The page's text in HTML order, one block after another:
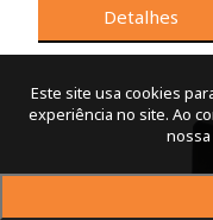
Detalhes
Este site usa cookies
experiência no site. Ao
nossa